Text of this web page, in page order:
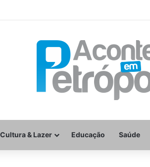
Cultura & Lazer Educação Saúde